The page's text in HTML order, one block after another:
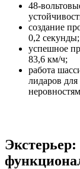
48-
создание
0,2 секунды;
успешное
83,6 км/ч;
работа
лидаров